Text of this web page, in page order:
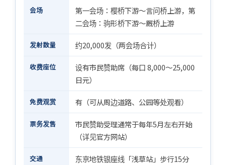
会场
第一会场：樱桥下游～言问桥上游，第
二会场：驹形桥下游～厩桥上游
发射数量 约20,000发（两会场合计）
收费座位
设有市民赞助席（每口 8,000～25,000
日元）
免费观赏 有（可从周边道路、公园等处观看）
票务发售
市民赞助受理通常于每年5月左右开始
（详见官方网站）
交通
东京地铁银座线「浅草站」步行15分